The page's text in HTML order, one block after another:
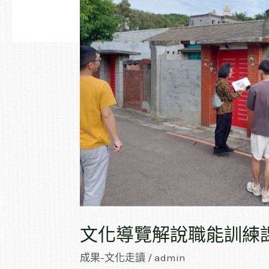
文化導覽解說職能訓練
成果-文化走讀 /admin
說
職
能
訓
練